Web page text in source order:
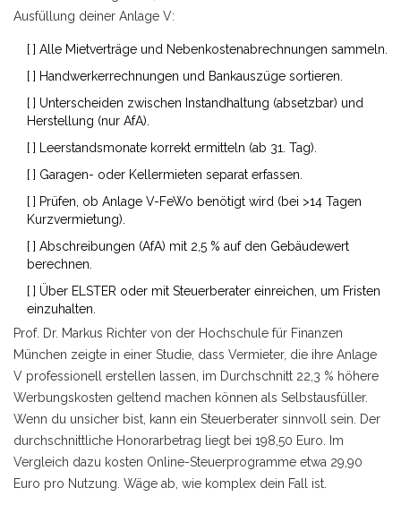
Ausfüllung deiner Anlage V:
[ ] Alle Mietverträge und Nebenkostenabrechnungen sammeln.
[ ] Handwerkerrechnungen und Bankauszüge sortieren.
[ ] Unterscheiden zwischen Instandhaltung (absetzbar) und
Herstellung (nur AfA).
[ ] Leerstandsmonate korrekt ermitteln (ab 31. Tag).
[ ] Garagen- oder Kellermieten separat erfassen.
[ ] Prüfen, ob Anlage V-FeWo benötigt wird (bei >14 Tagen
Kurzvermietung).
[ ] Abschreibungen (AfA) mit 2,5 % auf den Gebäudewert
berechnen.
[ ] Über ELSTER oder mit Steuerberater einreichen, um Fristen
einzuhalten.
Prof. Dr. Markus Richter von der Hochschule für Finanzen
München zeigte in einer Studie, dass Vermieter, die ihre Anlage
V professionell erstellen lassen, im Durchschnitt 22,3 % höhere
Werbungskosten geltend machen können als Selbstausfüller.
Wenn du unsicher bist, kann ein Steuerberater sinnvoll sein. Der
durchschnittliche Honorarbetrag liegt bei 198,50 Euro. Im
Vergleich dazu kosten Online-Steuerprogramme etwa 29,90
Euro pro Nutzung. Wäge ab, wie komplex dein Fall ist.